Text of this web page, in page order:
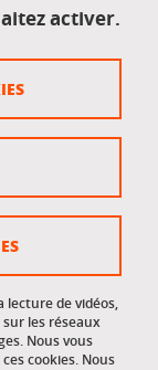
activer.
lecture de vidéos,
les réseaux
Nous vous
cookies. Nous